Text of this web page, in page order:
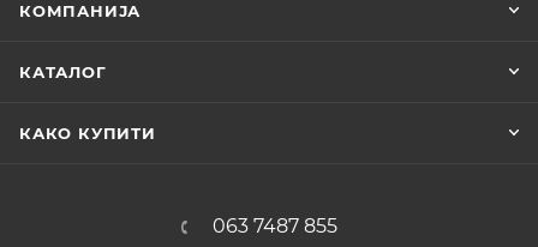
КОМПАНИЈА
КАТАЛОГ
КАКО КУПИТИ
063 7487 855